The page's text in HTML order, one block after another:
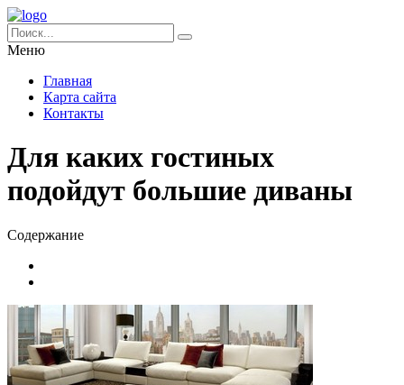
Меню
Главная
Карта сайта
Контакты
Для каких гостиных
подойдут большие диваны
Содержание